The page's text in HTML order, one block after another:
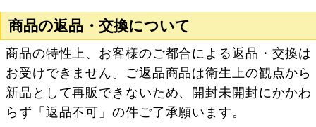
商品の返品・交換について
商品の特性上、お客様のご都合による返品・交換は
お受けできません。ご返品商品は衛生上の観点から
新品として再販できないため、開封未開封にかかわ
らず「返品不可」の件ご了承願います。